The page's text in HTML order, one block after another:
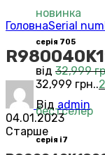
новинка
серія 705
від 32,999
32,999 грн..
бестселер
серія i7
ГоловнаSerial
Від admin
04.01.2023
Старше